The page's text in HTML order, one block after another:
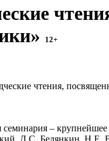
12+
чтения,
семинария –
Д.С. Белянкин, Н.Е.